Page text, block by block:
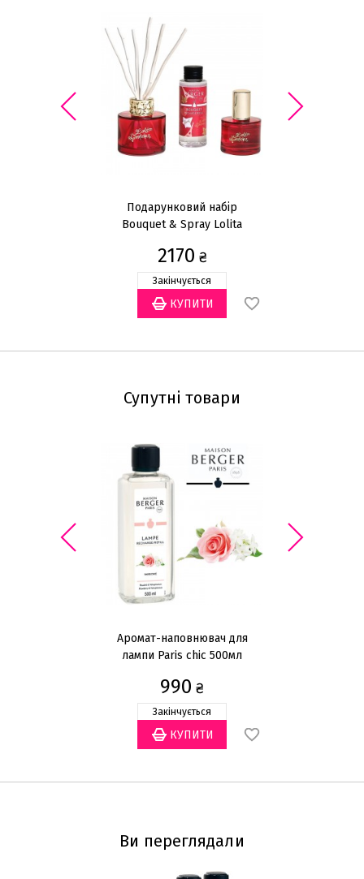
Подарунковий набір
Bouquet & Spray Lolita
2170 ₴
Закінчується
Супутні товари
Аромат-наповнювач для
лампи Paris chic 500мл
990 ₴
Закінчується
Ви переглядали